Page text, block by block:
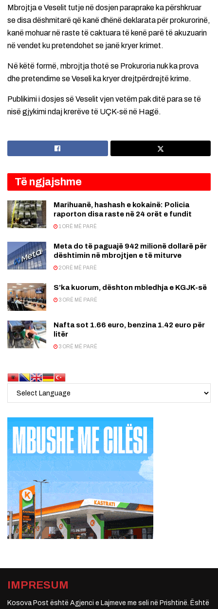
Mbrojtja e Veselit tutje në dosjen paraprake ka përshkruar
se disa dëshmitarë që kanë dhënë deklarata për prokurorinë,
kanë mohuar në raste të caktuara të kenë parë të akuzuarin
në vendet ku pretendohet se janë kryer krimet.
Në këtë formë, mbrojtja thotë se Prokuroria nuk ka prova
dhe pretendime se Veseli ka kryer drejtpërdrejtë krime.
Publikimi i dosjes së Veselit vjen vetëm pak ditë para se të
nisë gjykimi ndaj krerëve të UÇK-së në Hagë.
Të ngjajshme
Marihuanë, hashash e kokainë: Policia
raporton disa raste në 24 orët e fundit
1 ORË MË PARË
Meta do të paguajë 942 milionë dollarë për
dështimin në mbrojtjen e të miturve
2 ORË MË PARË
S’ka kuorum, dështon mbledhja e KGJK-së
3 ORË MË PARË
Nafta sot 1.66 euro, benzina 1.42 euro për
litër
3 ORË MË PARË
IMPRESUM
Kosova Post është Agjenci e Lajmeve me seli në Prishtinë. Është